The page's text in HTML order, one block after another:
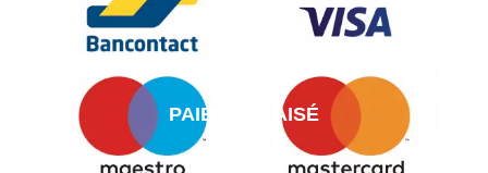
PAIEMENT AISÉ